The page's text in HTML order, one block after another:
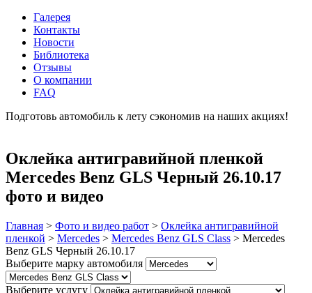
Галерея
Контакты
Новости
Библиотека
Отзывы
О компании
FAQ
Подготовь автомобиль к лету сэкономив на наших акциях!
Оклейка антигравийной пленкой
Mercedes Benz GLS Черный 26.10.17
фото и видео
Главная > Фото и видео работ > Оклейка антигравийной
пленкой > Mercedes > Mercedes Benz GLS Class > Mercedes
Benz GLS Черный 26.10.17
Выберите марку автомобиля
Выберите услугу